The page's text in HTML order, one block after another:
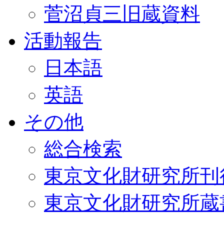
菅沼貞三旧蔵資料
活動報告
日本語
英語
その他
総合検索
東京文化財研究所
東京文化財研究所